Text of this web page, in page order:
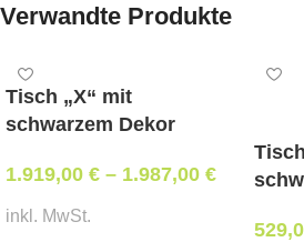
anbringen, da die Tischplatte
ermöglichen. Sie werden durch
innerhalb der Tischplatte und
unter dem Tisch gehalten. Die
werden separat vom Tisch
Bitte beachten Sie, dass die
Verwandte Produkte
Tisch „X“ mit
schwarzem Dekor
1.919,00 € – 1.987,00 €
inkl. MwSt.